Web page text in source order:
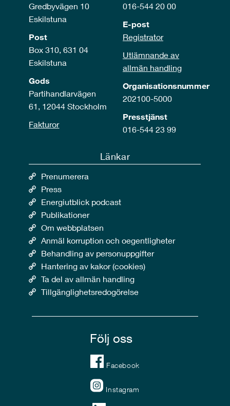
Gredbyvägen 10
Eskilstuna
Post
Box 310, 631 04
Eskilstuna
Gods
Partihandlarvägen
61, 12044 Stockholm
Fakturor
016-544 20 00
E-post
Registrator
Utlämnande av
allmän handling
Organisationsnummer
202100-5000
Presstjänst
016-544 23 99
Länkar
Prenumerera
Press
Energiutblick podcast
Publikationer
Om webbplatsen
Anmäl korruption och oegentligheter
Behandling av personuppgifter
Hantering av kakor (cookies)
Ta del av allmän handling
Tillgänglighetsredogörelse
Följ oss
Facebook
Instagram